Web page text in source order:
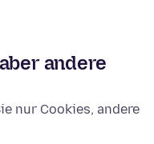
andere
nur Cookies, andere